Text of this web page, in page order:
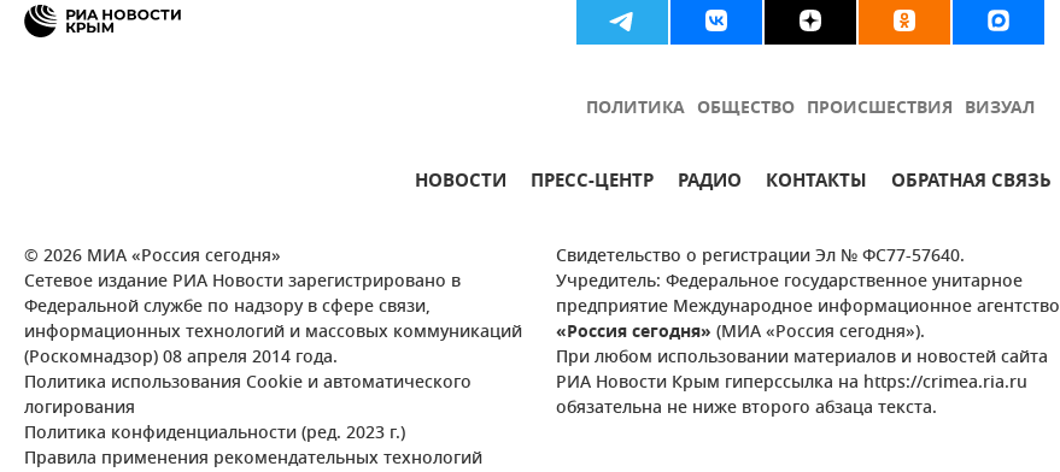
ПОЛИТИКА ОБЩЕСТВО ПРОИСШЕСТВИЯ ВИЗУАЛ
НОВОСТИ ПРЕСС-ЦЕНТР РАДИО КОНТАКТЫ ОБРАТНАЯ СВЯЗЬ
© 2026 МИА «Россия сегодня»
Сетевое издание РИА Новости зарегистрировано в
Федеральной службе по надзору в сфере связи,
информационных технологий и массовых коммуникаций
(Роскомнадзор) 08 апреля 2014 года.
Политика использования Cookie и автоматического
логирования
Политика конфиденциальности (ред. 2023 г.)
Правила применения рекомендательных технологий
Свидетельство о регистрации Эл № ФС77-57640.
Учредитель: Федеральное государственное унитарное
предприятие Международное информационное агентство
«Россия сегодня» (МИА «Россия сегодня»).
При любом использовании материалов и новостей сайта
РИА Новости Крым гиперссылка на https://crimea.ria.ru
обязательна не ниже второго абзаца текста.